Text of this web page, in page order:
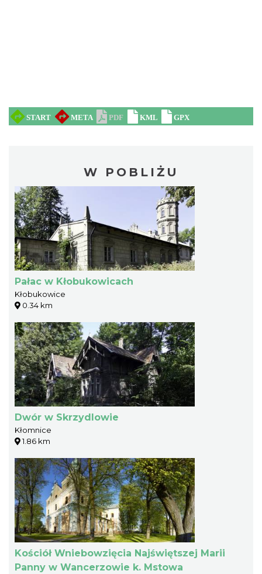
W POBLIŻU
Pałac w Kłobukowicach
Kłobukowice
0.34 km
Dwór w Skrzydlowie
Kłomnice
1.86 km
Kościół Wniebowzięcia Najświętszej Marii
Panny w Wancerzowie k. Mstowa